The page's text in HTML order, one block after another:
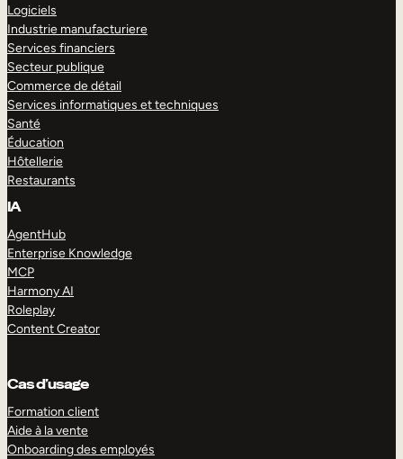
Logiciels
Industrie manufacturiere
Services financiers
Secteur publique
Commerce de détail
Services informatiques et techniques
Santé
Éducation
Hôtellerie
Restaurants
IA
AgentHub
Enterprise Knowledge
MCP
Harmony AI
Roleplay
Content Creator
Cas d’usage
Formation client
Aide à la vente
Onboarding des employés